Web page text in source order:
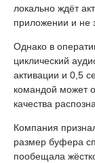
локально ждёт
приложении и не
Однако в
циклический
активации и 0,5
командой может
качества
Компания
размер буфера
пообещала